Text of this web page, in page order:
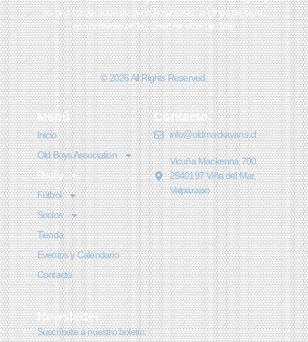
es una corporación de derecho privado, sin fines de lucro,
con domicilio en la ciudad de Viña Del Mar
© 2026 All Rights Reserved.
Menú
Inicio
Old Boys Association
Rugby
Fútbol
Socios
Tienda
Eventos y Calendario
Contacto
Contacto
info@oldmackayans.cl
Vicuña Mackenna 700,
2540197 Viña del Mar,
Valparaíso
Newsletter
Suscríbete a nuestro boletín: